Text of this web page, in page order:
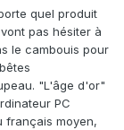
quel produit
pas hésiter à
le cambouis pour
"L'âge d'or"
PC
français moyen,